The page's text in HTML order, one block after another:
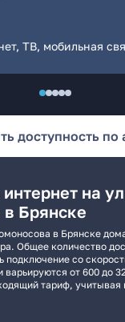
ТВ, мобильная
доступность по
на
Брянске
в Брянске
Общее количество
со
от 600 до
тариф,